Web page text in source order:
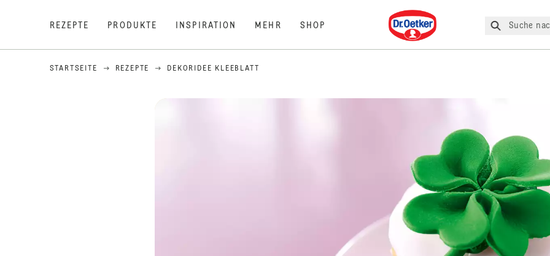
REZEPTE PRODUKTE INSPIRATION MEHR SHOP
Dr. Oetker
Suche
STARTSEITE REZEPTE DEKORIDEE KLEEBLATT